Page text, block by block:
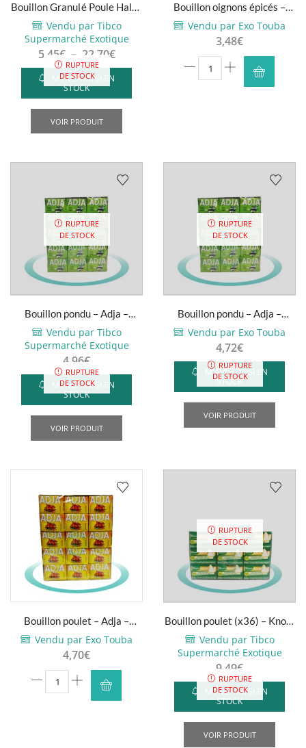
Bouillon Granulé Poule Halal,
1kg – 5kg
Vendu par Tibco
Supermarché Exotique
5,45€ – 22,70€Plage
de
5,45€
22,70€
RUPTURE
DE STOCK
M'AVERTIR SI EN
STOCK
VOIR PRODUIT
Ce
variations.
Les
sur
du
Bouillon oignons épicés –
Calnort – Tablettes (x...
Vendu par Exo Touba
3,48€
quantité
de
Calnort
Tablettes
(x60)
RUPTURE
DE STOCK
Bouillon pondu – Adja –
Tablettes (x48)
Vendu par Tibco
Supermarché Exotique
4,96€
RUPTURE
DE STOCK
M'AVERTIR SI EN
STOCK
VOIR PRODUIT
RUPTURE
DE STOCK
Bouillon pondu – Adja –
Tablettes (x60)
Vendu par Exo Touba
4,72€
RUPTURE
DE STOCK
M'AVERTIR SI EN
STOCK
VOIR PRODUIT
Bouillon poulet – Adja –
Tablettes (x60)
Vendu par Exo Touba
4,70€
quantité
de
RUPTURE
DE STOCK
Bouillon poulet (x36) – Knorr
– 2x9g
Vendu par Tibco
Supermarché Exotique
9,49€
RUPTURE
DE STOCK
M'AVERTIR SI EN
STOCK
VOIR PRODUIT